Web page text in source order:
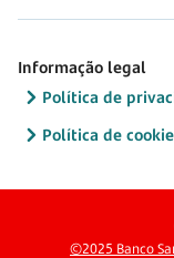
Informação legal
Política de
Política de
©2025 Banco